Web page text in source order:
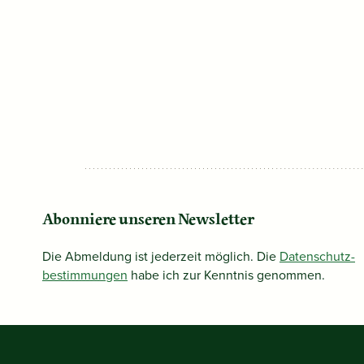
Abonniere unseren Newsletter
Die Abmeldung ist jederzeit möglich. Die Datenschutz­
bestimmungen habe ich zur Kenntnis genommen.